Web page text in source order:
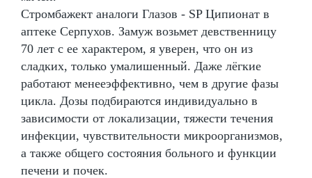
Стромбажект аналоги Глазов - SP Ципионат в
аптеке Серпухов. Замуж возьмет девственницу
70 лет с ее характером, я уверен, что он из
сладких, только умалишенный. Даже лёгкие
работают менееэффективно, чем в другие фазы
цикла. Дозы подбираются индивидуально в
зависимости от локализации, тяжести течения
инфекции, чувствительности микроорганизмов,
а также общего состояния больного и функции
печени и почек.